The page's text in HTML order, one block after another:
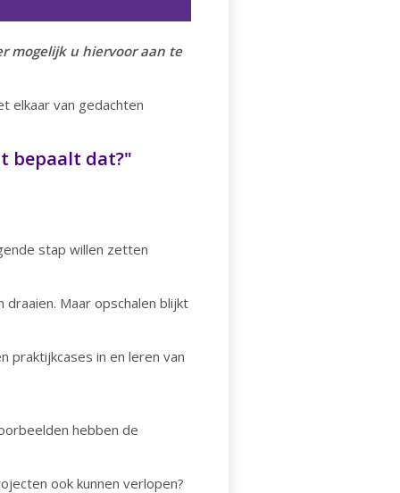
mogelijk u hiervoor aan te
elkaar van gedachten
bepaalt dat?"
stap willen zetten
Maar opschalen blijkt
praktijkcases in en leren van
hebben de
ook kunnen verlopen?